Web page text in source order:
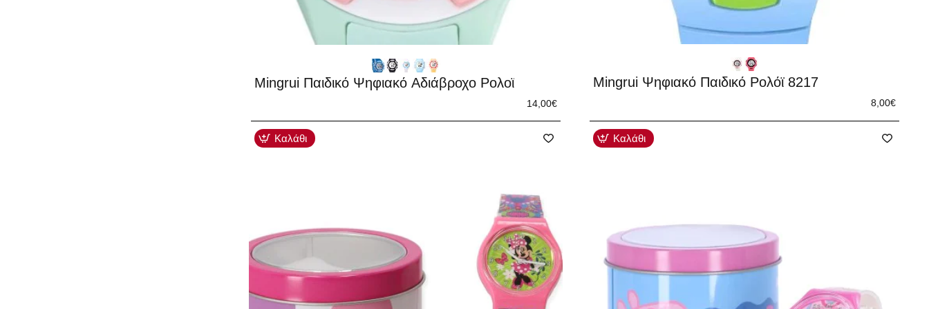
Mingrui Παιδικό Ψηφιακό Αδιάβροχο Ρολοϊ
14,00€
Καλάθι
Mingrui Ψηφιακό Παιδικό Ρολόϊ 8217
8,00€
Καλάθι